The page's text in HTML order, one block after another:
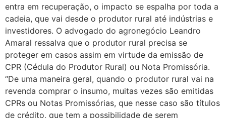
entra em recuperação, o impacto se espalha por toda a
cadeia, que vai desde o produtor rural até indústrias e
investidores. O advogado do agronegócio Leandro
Amaral ressalva que o produtor rural precisa se
proteger em casos assim em virtude da emissão de
CPR (Cédula do Produtor Rural) ou Nota Promissória.
“De uma maneira geral, quando o produtor rural vai na
revenda comprar o insumo, muitas vezes são emitidas
CPRs ou Notas Promissórias, que nesse caso são títulos
de crédito, que tem a possibilidade de serem